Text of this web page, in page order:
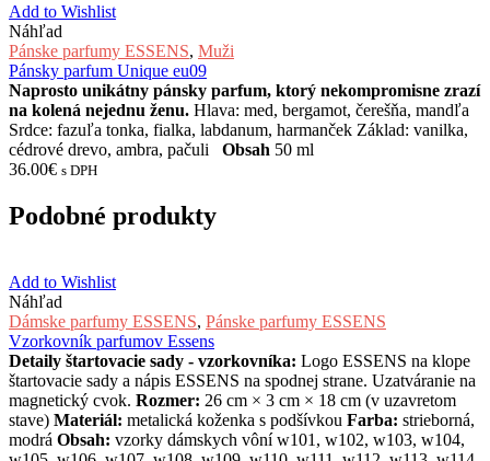
Add to Wishlist
Náhľad
Pánske parfumy ESSENS, Muži
Pánsky parfum Unique eu09
Naprosto unikátny pánsky parfum, ktorý nekompromisne zrazí
na kolená nejednu ženu. Hlava: med, bergamot, čerešňa, mandľa
Srdce: fazuľa tonka, fialka, labdanum, harmanček Základ: vanilka,
cédrové drevo, ambra, pačuli Obsah 50 ml
36.00€ s DPH
Podobné produkty
Add to Wishlist
Náhľad
Dámske parfumy ESSENS, Pánske parfumy ESSENS
Vzorkovník parfumov Essens
Detaily štartovacie sady - vzorkovníka: Logo ESSENS na klope
štartovacie sady a nápis ESSENS na spodnej strane. Uzatváranie na
magnetický cvok. Rozmer: 26 cm × 3 cm × 18 cm (v uzavretom
stave) Materiál: metalická koženka s podšívkou Farba: strieborná,
modrá Obsah: vzorky dámskych vôní w101, w102, w103, w104,